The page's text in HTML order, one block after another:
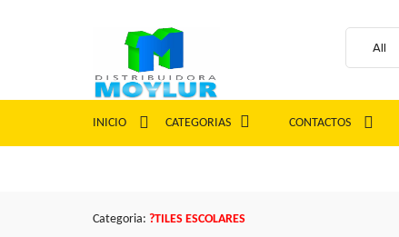
INICIO CATEGORIAS CONTACTOS
Categoria: ?TILES ESCOLARES